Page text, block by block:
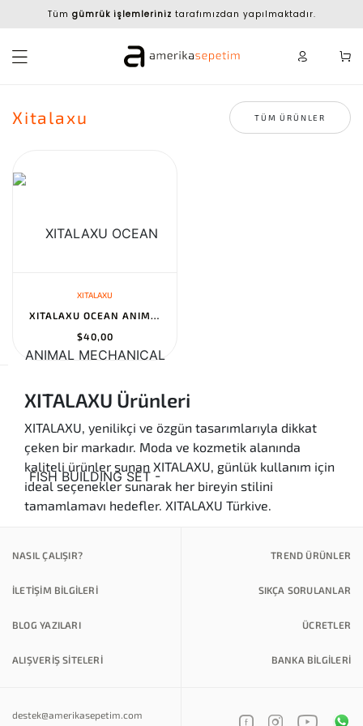
Tüm gümrük işlemleriniz tarafımızdan yapılmaktadır.
Xitalaxu TÜM ÜRÜNLER
XITALAXU
XITALAXU OCEAN ANIMAL MECHANICAL FISH BUILDING SET - STEM GIFT FO...
$40,00
XITALAXU Ürünleri
XITALAXU, yenilikçi ve özgün tasarımlarıyla dikkat
çeken bir markadır. Moda ve kozmetik alanında
kaliteli ürünler sunan XITALAXU, günlük kullanım için
ideal seçenekler sunarak her bireyin stilini
tamamlamayı hedefler. XITALAXU Türkiye,
bir arada sunar.
Ürün Kategorileri
Kaliteli Ürünler:
XITALAXU, yüksek kalite
kullanıcılarını buluşturur. Her bir ürün, detaylı
Özgün Tasarımlar:
Markanın tasarım anlayışı,
NASIL ÇALIŞIR? TREND ÜRÜNLER
İLETİŞİM BİLGİLERİ SIKÇA SORULANLAR
BLOG YAZILARI ÜCRETLER
ALIŞVERİŞ SİTELERİ BANKA BILGILERI
destek@amerikasepetim.com